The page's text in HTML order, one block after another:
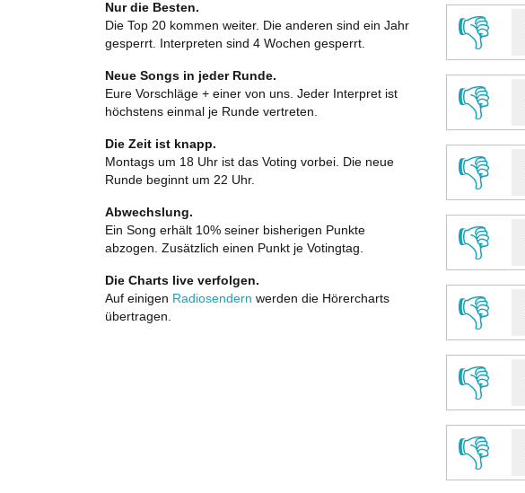
👎
👎
👎
👎
👎
👎
👎
Nur die Besten.
Die Top 20 kommen weiter. Die anderen sind ein Jahr
gesperrt. Interpreten sind 4 Wochen gesperrt.
Neue Songs in jeder Runde.
Eure Vorschläge + einer von uns. Jeder Interpret ist
höchstens einmal je Runde vertreten.
Die Zeit ist knapp.
Montags um 18 Uhr ist das Voting vorbei. Die neue
Runde beginnt um 22 Uhr.
Abwechslung.
Ein Song erhält 10% seiner bisherigen Punkte
abzogen. Zusätzlich einen Punkt je Votingtag.
Die Charts live verfolgen.
Auf einigen Radiosendern werden die Hörercharts
übertragen.